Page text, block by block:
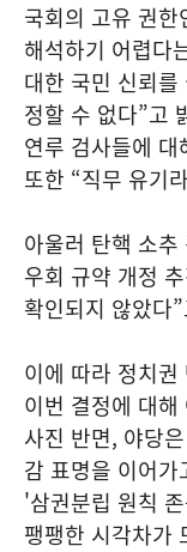
국회의 고유 권
해석하기 어렵다
대한 국민 신뢰를
정할 수 없다”고
연루 검사들에
또한 “직무 유기
아울러 탄핵 소
우회 규약 개정
확인되지 않았다
이에 따라 정치
이번 결정에 대
사진 반면, 야당
감 표명을 이어
'삼권분립 원칙
팽팽한 시각차가